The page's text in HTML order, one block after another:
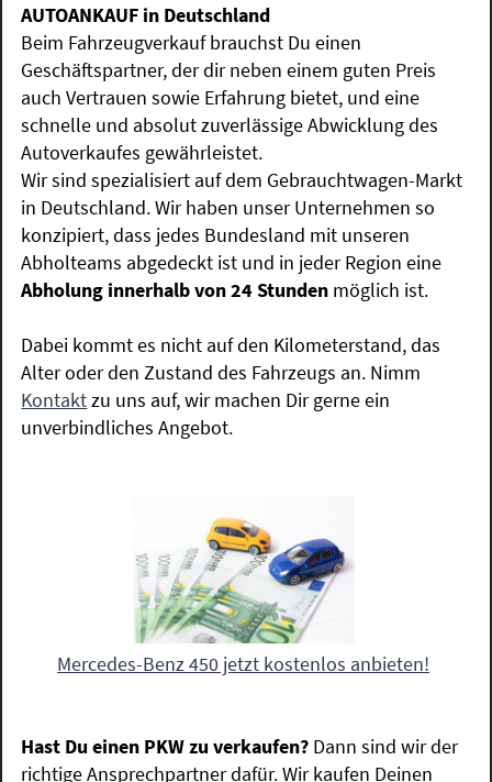
AUTOANKAUF in Deutschland
Beim Fahrzeugverkauf brauchst Du einen
Geschäftspartner, der dir neben einem guten Preis
auch Vertrauen sowie Erfahrung bietet, und eine
schnelle und absolut zuverlässige Abwicklung des
Autoverkaufes gewährleistet.
Wir sind spezialisiert auf dem Gebrauchtwagen-Markt
in Deutschland. Wir haben unser Unternehmen so
konzipiert, dass jedes Bundesland mit unseren
Abholteams abgedeckt ist und in jeder Region eine
Abholung innerhalb von 24 Stunden möglich ist.
Dabei kommt es nicht auf den Kilometerstand, das
Alter oder den Zustand des Fahrzeugs an. Nimm
Kontaktzu uns auf, wir machen Dir gerne ein
unverbindliches Angebot.
Mercedes-Benz 450 jetzt kostenlos anbieten!
Hast Du einen PKW zu verkaufen? Dann sind wir der
richtige Ansprechpartner dafür. Wir kaufen Deinen